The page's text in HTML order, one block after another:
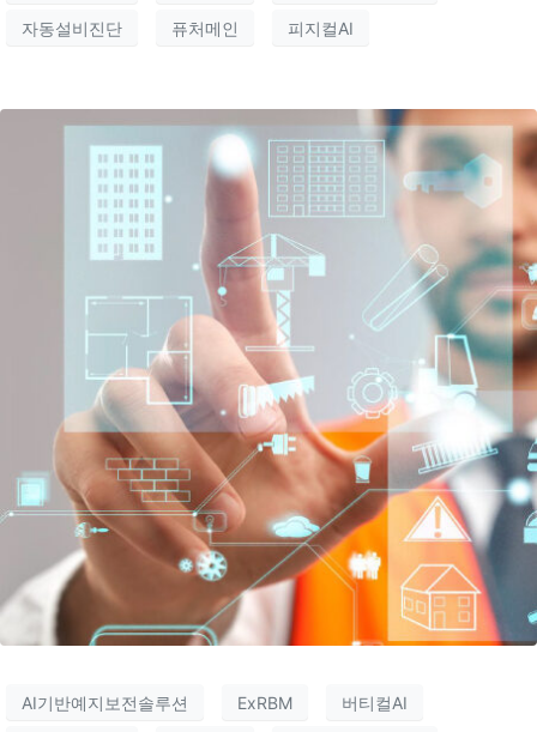
자동설비진단 퓨처메인 피지컬AI
AI기반예지보전솔루션 ExRBM 버티컬AI